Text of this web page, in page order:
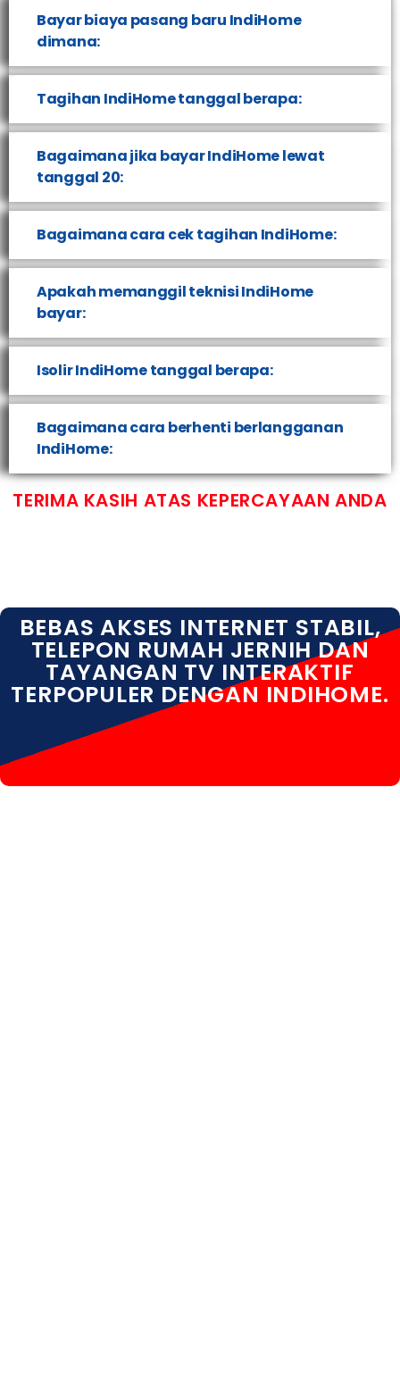
Bayar biaya pasang baru IndiHome
dimana:
Tagihan IndiHome tanggal berapa:
Bagaimana jika bayar IndiHome lewat
tanggal 20:
Bagaimana cara cek tagihan IndiHome:
Apakah memanggil teknisi IndiHome
bayar:
Isolir IndiHome tanggal berapa:
Bagaimana cara berhenti berlangganan
IndiHome:
TERIMA KASIH ATAS KEPERCAYAAN ANDA
BEBAS AKSES INTERNET STABIL,
TELEPON RUMAH JERNIH DAN
TAYANGAN TV INTERAKTIF
TERPOPULER DENGAN INDIHOME.